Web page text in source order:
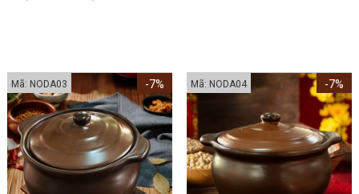
-7%
Mã: NODA03 -7%
Mã: NODA04